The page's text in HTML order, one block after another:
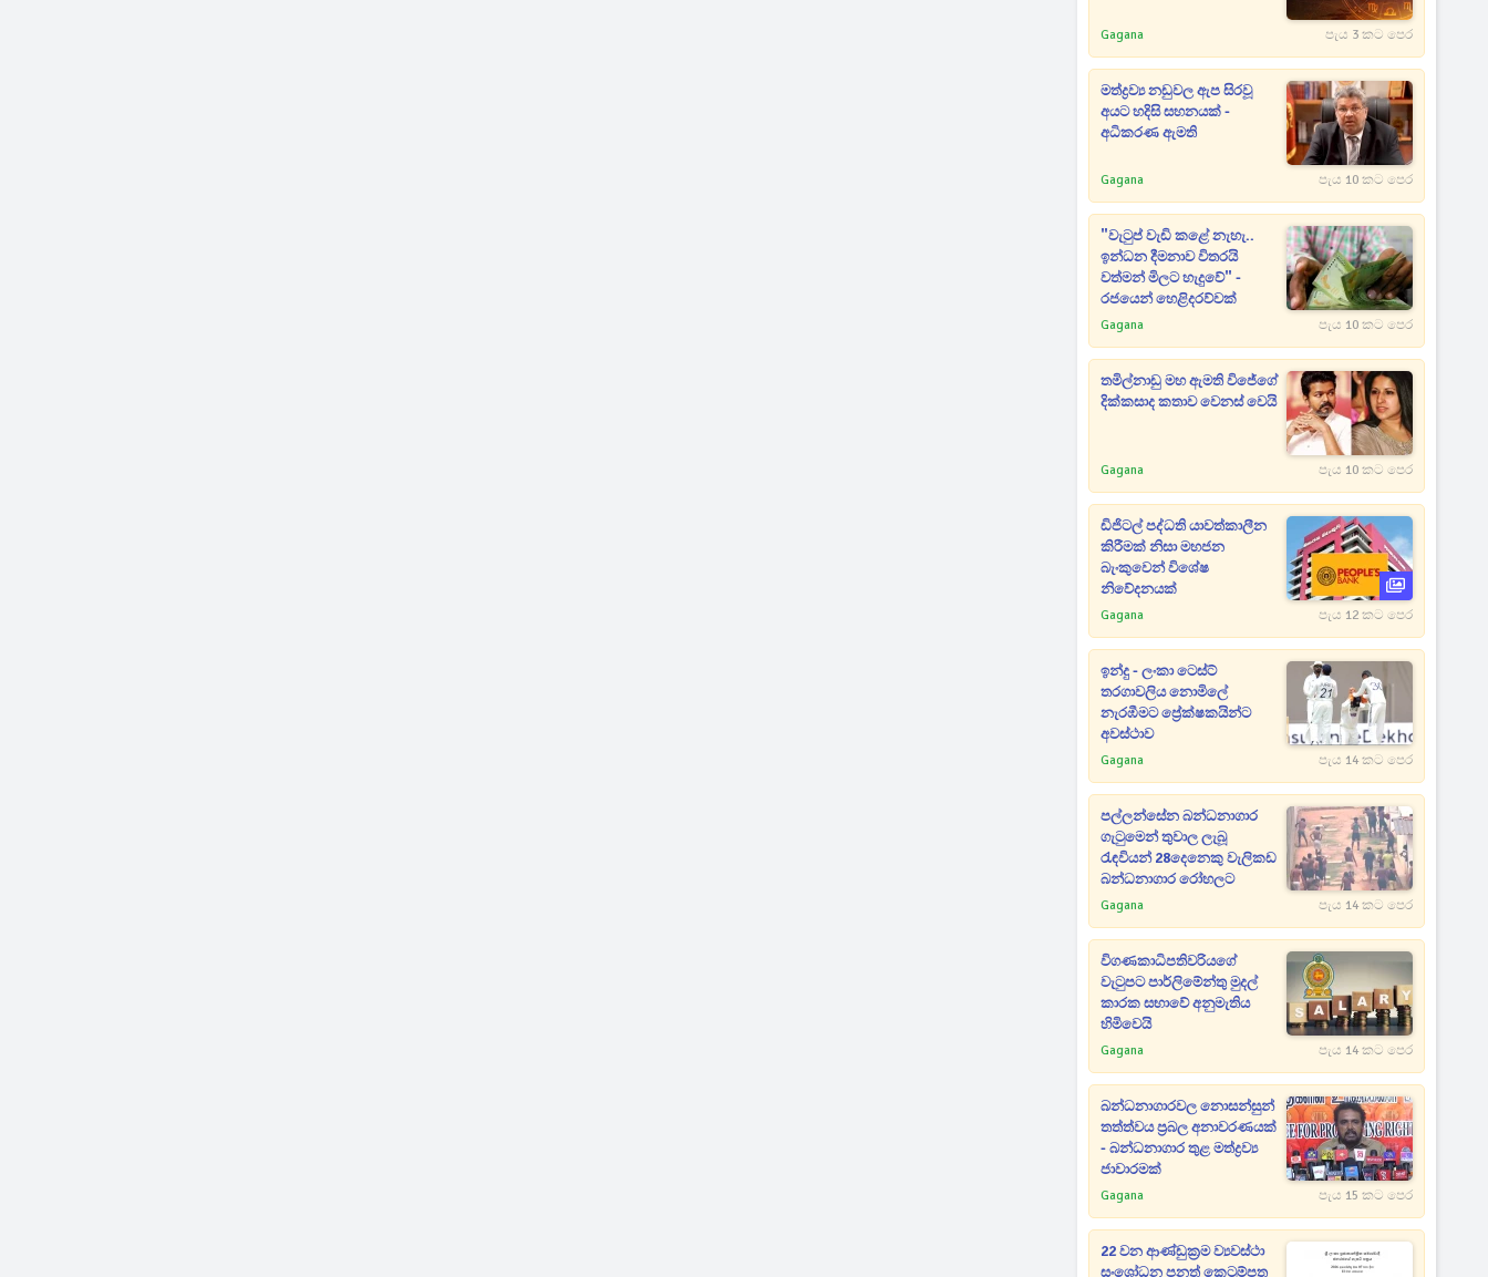
Gagana පැය 3 කට පෙර
මත්ද්‍රව්‍ය නඩුවල ඇප සිරවූ
අයට හදිසි සහනයක් -
අධිකරණ ඇමති
Gagana පැය 10 කට පෙර
"වැටුප් වැඩි කළේ නැහැ..
ඉන්ධන දීමනාව විතරයි
වත්මන් මිලට හැදුවේ" -
රජයෙන් හෙළිදරව්වක්
Gagana පැය 10 කට පෙර
තමිල්නාඩු මහ ඇමති විජේගේ
දික්කසාද කතාව වෙනස් වෙයි
Gagana පැය 10 කට පෙර
ඩිජිටල් පද්ධති යාවත්කාලීන
කිරීමක් නිසා මහජන
බැංකුවෙන් විශේෂ
නිවේදනයක්
Gagana පැය 12 කට පෙර
ඉන්දු - ලංකා ටෙස්ට්
තරගාවලිය නොමිලේ
නැරඹීමට ප්‍රේක්ෂකයින්ට
අවස්ථාව
Gagana පැය 14 කට පෙර
පල්ලන්සේන බන්ධනාගාර
ගැටුමෙන් තුවාල ලැබූ
රැඳවියන් 28දෙනෙකු වැලිකඩ
බන්ධනාගාර රෝහලට
Gagana පැය 14 කට පෙර
විගණකාධිපතිවරියගේ
වැටුපට පාර්ලිමේන්තු මුදල්
කාරක සභාවේ අනුමැතිය
හිමිවෙයි
Gagana පැය 14 කට පෙර
බන්ධනාගාරවල නොසන්සුන්
තත්ත්වය ප්‍රබල අනාවරණයක්
- බන්ධනාගාර තුළ මත්ද්‍රව්‍ය
ජාවාරමක්
Gagana පැය 15 කට පෙර
22 වන ආණ්ඩුක්‍රම ව්‍යවස්ථා
සංශෝධන පනත් කෙටුම්පත